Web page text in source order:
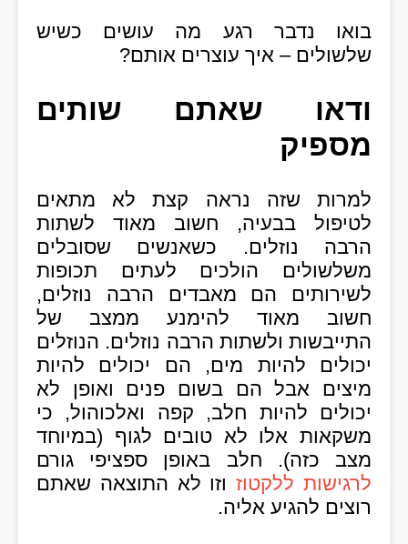
בואו נדבר רגע מה עושים כשיש
שלשולים – איך עוצרים אותם?
ודאו שאתם שותים
מספיק
למרות שזה נראה קצת לא מתאים
לטיפול בבעיה, חשוב מאוד לשתות
הרבה נוזלים. כשאנשים שסובלים
משלשולים הולכים לעתים תכופות
לשירותים הם מאבדים הרבה נוזלים,
חשוב מאוד להימנע ממצב של
התייבשות ולשתות הרבה נוזלים. הנוזלים
יכולים להיות מים, הם יכולים להיות
מיצים אבל הם בשום פנים ואופן לא
יכולים להיות חלב, קפה ואלכוהול, כי
משקאות אלו לא טובים לגוף (במיוחד
מצב כזה). חלב באופן ספציפי גורם
לרגישות ללקטוזוזו לא התוצאה שאתם
רוצים להגיע אליה.